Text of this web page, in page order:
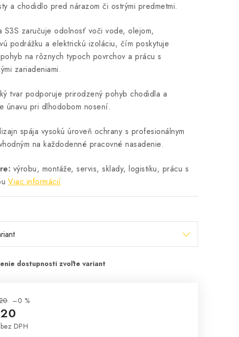
a chodidlo pred nárazom či ostrými predmetmi.
S3S zaručuje odolnosť voči vode, olejom,
podrážku a elektrickú izoláciu, čím poskytuje
na rôznych typoch povrchov a prácu s
zariadeniami.
tvar podporuje prirodzený pohyb chodidla a
únavu pri dlhodobom nosení.
spája vysokú úroveň ochrany s profesionálnym
na každodenné pracovné nasadenie.
výrobu, montáže, servis, sklady, logistiku, prácu s
Viac informácií
–0 %
DPH